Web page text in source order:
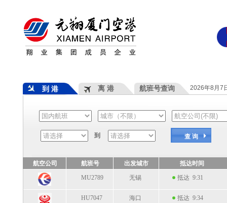
到 港 离 港 航班号查询 2026年8月7
到 查 询
航空公司 航班号 出发城市
抵达时间
MU2789
无锡 抵达 9:31
HU7047 海口 抵达 9:34